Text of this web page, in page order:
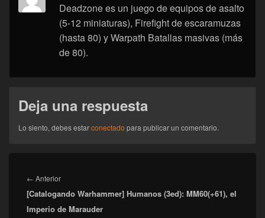
Deadzone es un juego de equipos de asalto
(5-12 miniaturas), Firefight de escaramuzas
(hasta 80) y Warpath Batallas masivas (más
de 80).
Deja una respuesta
Lo siento, debes estarconectado para publicar un comentario.
de
entradas
← AnteriorEntrada
anterior:
[Catalogando Warhammer] Humanos (3ed): MM60(+61), el
Imperio de Marauder